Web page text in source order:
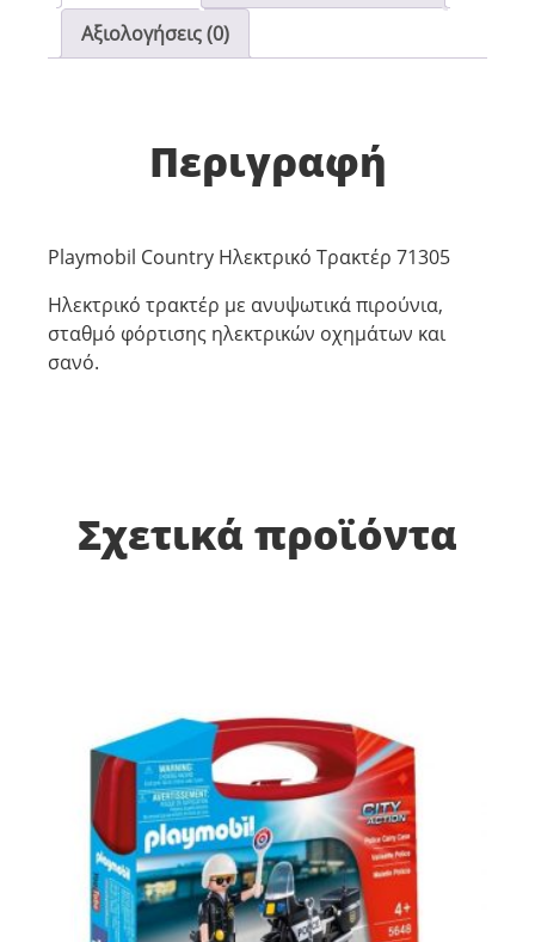
Αξιολογήσεις (0)
Περιγραφή
Playmobil Country Ηλεκτρικό Τρακτέρ 71305
Ηλεκτρικό τρακτέρ με ανυψωτικά πιρούνια,
σταθμό φόρτισης ηλεκτρικών οχημάτων και
σανό.
Σχετικά προϊόντα